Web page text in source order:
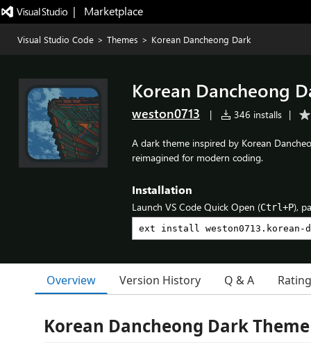
|   Marketplace
Visual Studio Code > Themes > Korean Dancheong Dark
Korean Dancheong
weston0713 | 346 installs |
A dark theme inspired by Korean
reimagined for modern coding.
Installation
Launch VS Code Quick Open (Ctrl+P),
Overview Version History Q & A
Korean Dancheong Dark Theme